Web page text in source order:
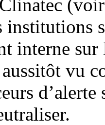
institutions
interne sur
vu